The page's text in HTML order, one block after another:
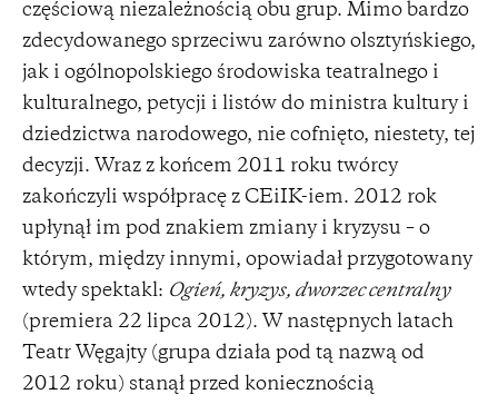
częściową niezależnością obu grup. Mimo bardzo
zdecydowanego sprzeciwu zarówno olsztyńskiego,
jak i ogólnopolskiego środowiska teatralnego i
kulturalnego, petycji i listów do ministra kultury i
dziedzictwa narodowego, nie cofnięto, niestety, tej
decyzji. Wraz z końcem 2011 roku twórcy
zakończyli współpracę z CEiIK-iem. 2012 rok
upłynął im pod znakiem zmiany i kryzysu – o
którym, między innymi, opowiadał przygotowany
wtedy spektakl: Ogień, kryzys, dworzec centralny
(premiera 22 lipca 2012). W następnych latach
Teatr Węgajty (grupa działa pod tą nazwą od
2012 roku) stanął przed koniecznością